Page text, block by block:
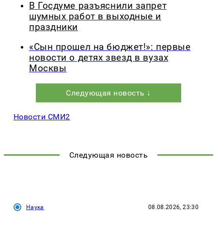
В Госдуме разъяснили запрет
шумных работ в выходные и
праздники
«Сын прошел на бюджет!»: первые
новости о детях звезд в вузах
Москвы
Следующая новость ↓
Новости СМИ2
Следующая новость
Наука 08.08.2026, 23:30